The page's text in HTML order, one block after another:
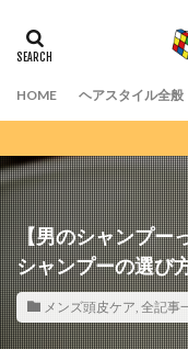
HOME ヘアスタイル全般
【男のシャンプー
シャンプーの選び
メンズ頭皮ケア, 全記事